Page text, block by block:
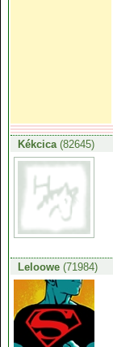
Kékcica(82645)
Leloowe(71984)